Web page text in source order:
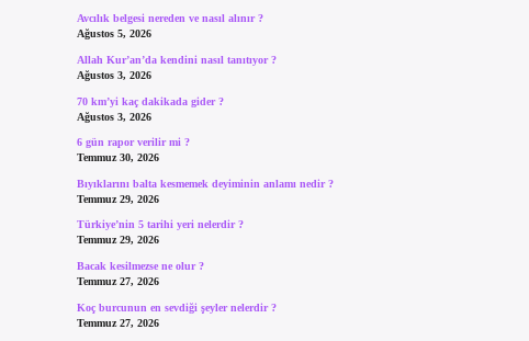
Avcılık belgesi nereden ve nasıl alınır ?
Ağustos 5, 2026
Allah Kur’an’da kendini nasıl tanıtıyor ?
Ağustos 3, 2026
70 km’yi kaç dakikada gider ?
Ağustos 3, 2026
6 gün rapor verilir mi ?
Temmuz 30, 2026
Bıyıklarını balta kesmemek deyiminin anlamı nedir ?
Temmuz 29, 2026
Türkiye’nin 5 tarihi yeri nelerdir ?
Temmuz 29, 2026
Bacak kesilmezse ne olur ?
Temmuz 27, 2026
Koç burcunun en sevdiği şeyler nelerdir ?
Temmuz 27, 2026